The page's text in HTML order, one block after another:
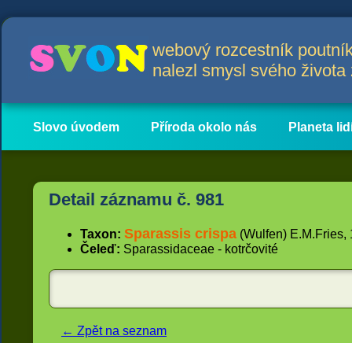
webový rozcestník
nalezl smysl svého
Slovo úvodem Příroda okolo nás Planeta
Hlavní obsah
Články
Detail záznamu č. 981
Taxon: Sparassis crispa (Wulfen) E.M.Fries,
Čeleď: Sparassidaceae - kotrčovité
← Zpět na seznam